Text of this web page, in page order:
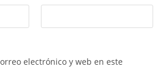
electrónico y web en este